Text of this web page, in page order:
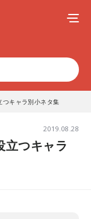
つキャラ別小ネタ集
2019.08.28
立つキャラ